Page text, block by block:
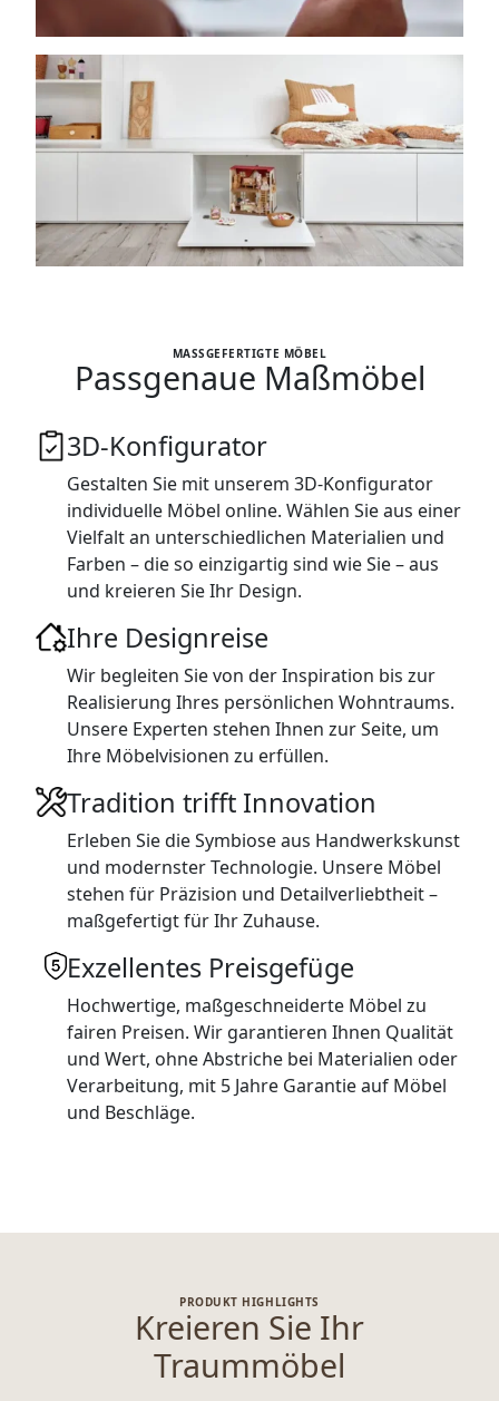
MASSGEFERTIGTE MÖBEL
Passgenaue Maßmöbel
3D-Konfigurator
Gestalten Sie mit unserem 3D-Konfigurator
individuelle Möbel online. Wählen Sie aus einer
Vielfalt an unterschiedlichen Materialien und
Farben – die so einzigartig sind wie Sie – aus
und kreieren Sie Ihr Design.
Ihre Designreise
Wir begleiten Sie von der Inspiration bis zur
Realisierung Ihres persönlichen Wohntraums.
Unsere Experten stehen Ihnen zur Seite, um
Ihre Möbelvisionen zu erfüllen.
Tradition trifft Innovation
Erleben Sie die Symbiose aus Handwerkskunst
und modernster Technologie. Unsere Möbel
stehen für Präzision und Detailverliebtheit –
maßgefertigt für Ihr Zuhause.
Exzellentes Preisgefüge
Hochwertige, maßgeschneiderte Möbel zu
fairen Preisen. Wir garantieren Ihnen Qualität
und Wert, ohne Abstriche bei Materialien oder
Verarbeitung, mit 5 Jahre Garantie auf Möbel
und Beschläge.
PRODUKT HIGHLIGHTS
Kreieren Sie Ihr
Traummöbel